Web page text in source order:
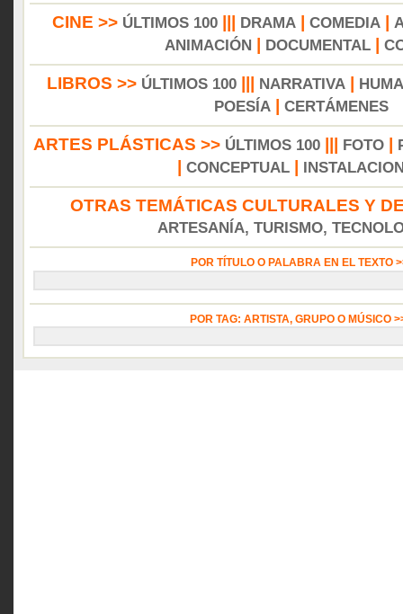
CINE >> ÚLTIMOS 100 DRAMA COMEDIA
ANIMACIÓN
DOCUMENTAL|
LIBROS >> ÚLTIMOS 100 NARRATIVA
POESÍA| CERTÁMENES
ARTES PLÁSTICAS >> ÚLTIMOS 100 FOTO
CONCEPTUAL
OTRAS TEMÁTICAS CULTURALES Y
ARTESANÍA, TURISMO,
POR TÍTULO O PALABRA EN EL TEXTO
POR TAG: ARTISTA, GRUPO O MÚSICO